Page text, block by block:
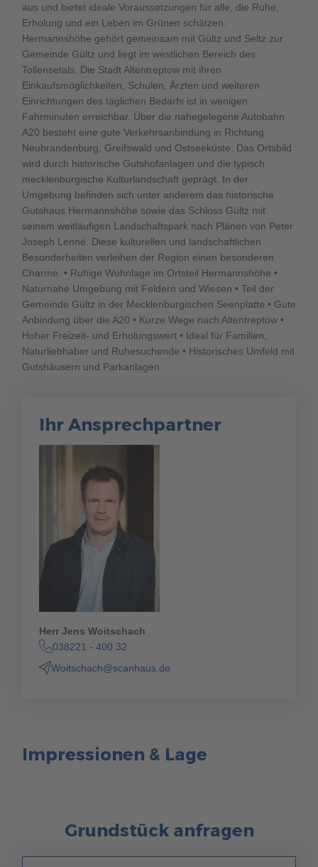
aus und bietet ideale Voraussetzungen für alle, die Ruhe,
Erholung und ein Leben im Grünen schätzen.
Hermannshöhe gehört gemeinsam mit Gültz und Seltz zur
Gemeinde Gültz und liegt im westlichen Bereich des
Tollensetals. Die Stadt Altentreptow mit ihren
Einkaufsmöglichkeiten, Schulen, Ärzten und weiteren
Einrichtungen des täglichen Bedarfs ist in wenigen
Fahrminuten erreichbar. Über die nahegelegene Autobahn
A20 besteht eine gute Verkehrsanbindung in Richtung
Neubrandenburg, Greifswald und Ostseeküste. Das Ortsbild
wird durch historische Gutshofanlagen und die typisch
mecklenburgische Kulturlandschaft geprägt. In der
Umgebung befinden sich unter anderem das historische
Gutshaus Hermannshöhe sowie das Schloss Gültz mit
seinem weitläufigen Landschaftspark nach Plänen von Peter
Joseph Lenné. Diese kulturellen und landschaftlichen
Besonderheiten verleihen der Region einen besonderen
Charme. • Ruhige Wohnlage im Ortsteil Hermannshöhe •
Naturnahe Umgebung mit Feldern und Wiesen • Teil der
Gemeinde Gültz in der Mecklenburgischen Seenplatte • Gute
Anbindung über die A20 • Kurze Wege nach Altentreptow •
Hoher Freizeit- und Erholungswert • Ideal für Familien,
Naturliebhaber und Ruhesuchende • Historisches Umfeld mit
Gutshäusern und Parkanlagen
Ihr Ansprechpartner
Herr Jens Woitschach
038221 - 400 32
Woitschach@scanhaus.de
Impressionen & Lage
Grundstück anfragen